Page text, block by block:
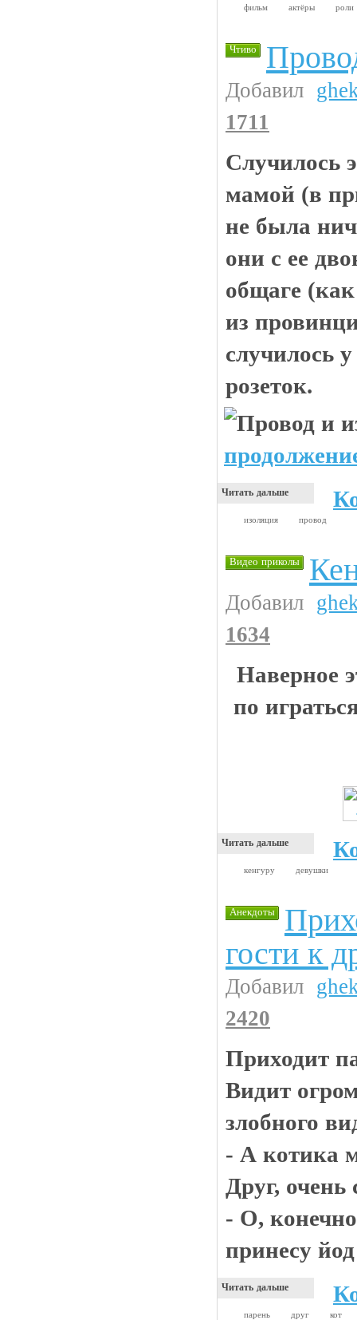
фильм актёры роли
Чтиво
Добавил
1711
Случилось
мамой (в
не была
они с ее
общаге
из
случилось
розеток.
Читать дальше
изоляция провод
Видео приколы
Добавил
1634
Наверное
по
Читать дальше
кенгуру девушки
Анекдоты
гости к
Добавил
2420
Приходит
Видит
злобного
- А котика
Друг, очень
- О,
принесу
Читать дальше
парень друг кот